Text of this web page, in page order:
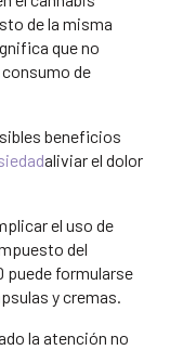
de la misma
que no
consumo de
beneficios
aliviar el dolor
el uso de
del
puede formularse
y cremas.
la atención no